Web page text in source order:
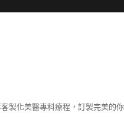
製化美醫專科療程，訂製完美的